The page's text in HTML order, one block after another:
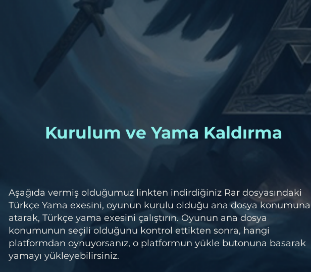
Kurulum ve Yama Kaldırma
Aşağıda vermiş olduğumuz linkten indirdiğiniz Rar dosyasındaki
Türkçe Yama exesini, oyunun kurulu olduğu ana dosya konumuna
atarak, Türkçe yama exesini çalıştırın. Oyunun ana dosya
konumunun seçili olduğunu kontrol ettikten sonra, hangi
platformdan oynuyorsanız, o platformun yükle butonuna basarak
yamayı yükleyebilirsiniz.